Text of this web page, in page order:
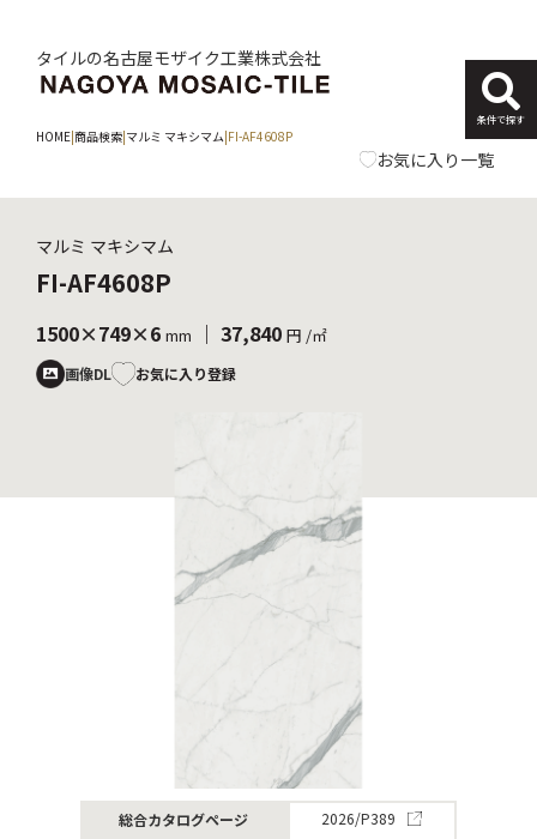
タイルの名古屋モザイク工業株式会社
HOME|商品検索|マルミ マキシマム|FI-AF4608P
お気に入り一覧
マルミ マキシマム
FI-AF4608P
1500×749×6 mm ｜ 37,840 円 /㎡
画像DL お気に入り登録
総合カタログページ 2026/P389
条件で探す